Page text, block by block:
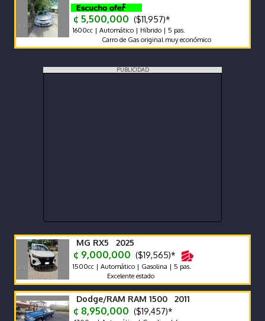
¢ 5,500,000 ($11,957)*
1600cc | Automático | Híbrido | 5 pas.
Carro de Gas original muy económico
PUBLICIDAD
MG RX5 2025
¢ 9,000,000 ($19,565)*
1500cc | Automático | Gasolina | 5 pas.
Excelente estado
Dodge/RAM RAM 1500 2011
¢ 8,950,000 ($19,457)*